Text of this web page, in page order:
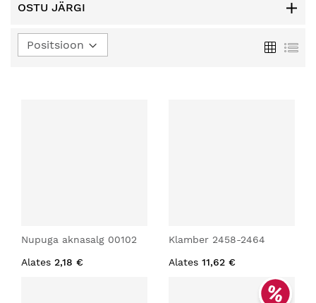
OSTU JÄRGI
Nupuga aknasalg 00102
Alates 2,18 €
Klamber 2458-2464
Alates 11,62 €